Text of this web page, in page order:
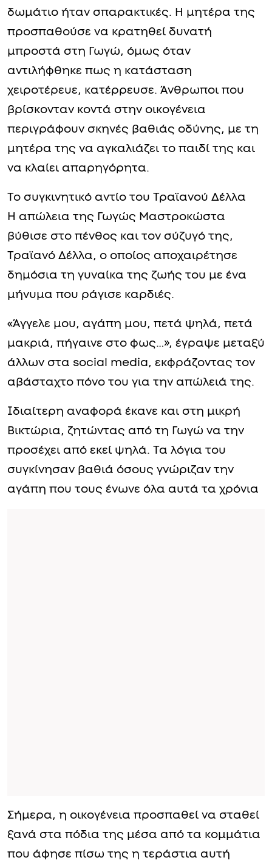
δωμάτιο ήταν σπαρακτικές. Η μητέρα της
προσπαθούσε να κρατηθεί δυνατή
μπροστά στη Γωγώ, όμως όταν
αντιλήφθηκε πως η κατάσταση
χειροτέρευε, κατέρρευσε. Άνθρωποι που
βρίσκονταν κοντά στην οικογένεια
περιγράφουν σκηνές βαθιάς οδύνης, με τη
μητέρα της να αγκαλιάζει το παιδί της και
να κλαίει απαρηγόρητα.
Το συγκινητικό αντίο του Τραϊανού Δέλλα
Η απώλεια της Γωγώς Μαστροκώστα
βύθισε στο πένθος και τον σύζυγό της,
Τραϊανό Δέλλα, ο οποίος αποχαιρέτησε
δημόσια τη γυναίκα της ζωής του με ένα
μήνυμα που ράγισε καρδιές.
«Άγγελε μου, αγάπη μου, πετά ψηλά, πετά
μακριά, πήγαινε στο φως…», έγραψε μεταξύ
άλλων στα social media, εκφράζοντας τον
αβάσταχτο πόνο του για την απώλειά της.
Ιδιαίτερη αναφορά έκανε και στη μικρή
Βικτώρια, ζητώντας από τη Γωγώ να την
προσέχει από εκεί ψηλά. Τα λόγια του
συγκίνησαν βαθιά όσους γνώριζαν την
αγάπη που τους ένωνε όλα αυτά τα χρόνια
Σήμερα, η οικογένεια προσπαθεί να σταθεί
ξανά στα πόδια της μέσα από τα κομμάτια
που άφησε πίσω της η τεράστια αυτή